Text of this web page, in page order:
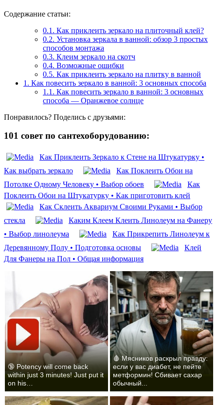
Содержание статьи:
0.1. Как приклеить зеркало на плиточный клей?
0.2. Установка зеркала в ванной: обзор 3 простых
способов монтажа
0.3. Клеим зеркало на скотч
0.4. Возможные ошибки
0.5. Как приклеить зеркало на плитку в ванной
1. Как повесить зеркало в ванной: 3 основных способа
1.1. Как повесить зеркало в ванной: 3 основных
способа — Оранжевое солнце
Понравилось? Поделись с друзьями:
101 совет по сантехоборудованию:
Как Приклеить Зеркало к Стене на Штукатурку •
Как выбрать зеркало
Как Поклеить Обои на
Потолке Одному Человеку • Выбор обоев
Как
Поклеить Обои на Штукатурку • Как приготовить клей
Как Склеить Аквариум Своими Руками • Выбор
стекла
Каким Клеем Клеить Линолеум на Фанеру
• Выбор линолеума
Как Прикрепить Линолеум к
Деревянному Полу • Подготовка основы
Клей
Для Фанеры на Пол • Общая информация
🔞 Potency will come back
within just 3 minutes! Just put it
on his…
🩸 Мясников раскрыл правду:
если у вас диабет, не пейте
метформин! Сбивает сахар
обычный...